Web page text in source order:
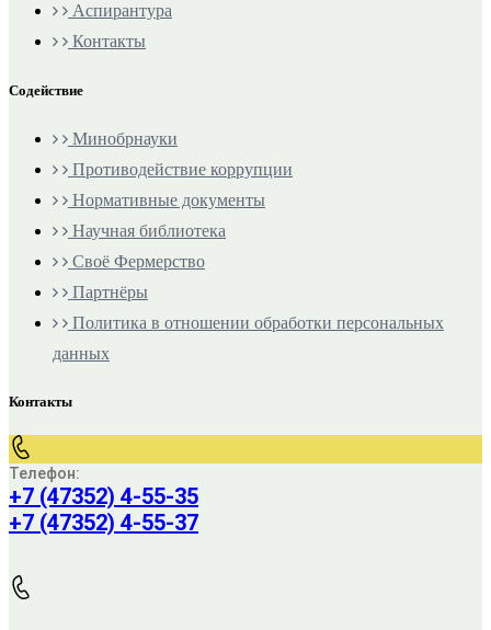
Аспирантура
Контакты
Содействие
Минобрнауки
Противодействие коррупции
Нормативные документы
Научная библиотека
Своё Фермерство
Партнёры
Политика в отношении обработки персональных
данных
Контакты
Телефон:
+7 (47352) 4-55-35
+7 (47352) 4-55-37